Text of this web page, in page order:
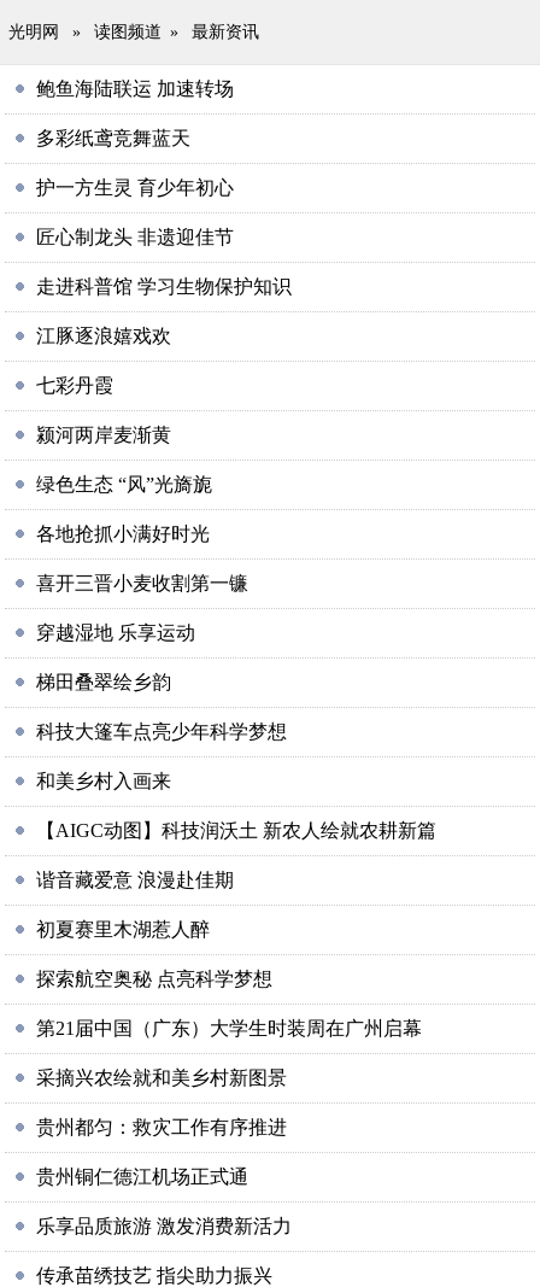
光明网 » 读图频道 » 最新资讯
鲍鱼海陆联运 加速转场
多彩纸鸢竞舞蓝天
护一方生灵 育少年初心
匠心制龙头 非遗迎佳节
走进科普馆 学习生物保护知识
江豚逐浪嬉戏欢
七彩丹霞
颍河两岸麦渐黄
绿色生态 “风”光旖旎
各地抢抓小满好时光
喜开三晋小麦收割第一镰
穿越湿地 乐享运动
梯田叠翠绘乡韵
科技大篷车点亮少年科学梦想
和美乡村入画来
【AIGC动图】科技润沃土 新农人绘就农耕新篇
谐音藏爱意 浪漫赴佳期
初夏赛里木湖惹人醉
探索航空奥秘 点亮科学梦想
第21届中国（广东）大学生时装周在广州启幕
采摘兴农绘就和美乡村新图景
贵州都匀：救灾工作有序推进
贵州铜仁德江机场正式通
乐享品质旅游 激发消费新活力
传承苗绣技艺 指尖助力振兴